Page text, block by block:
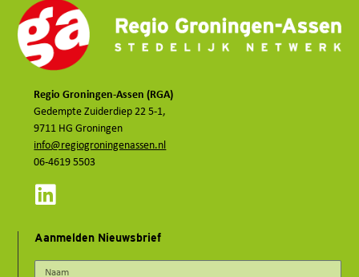
Regio Groningen-Assen (RGA)
Gedempte Zuiderdiep 22 5-1,
9711 HG Groningen
info@regiogroningenassen.nl
06-4619 5503
Aanmelden Nieuwsbrief